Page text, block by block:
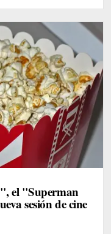
el "Superman
sesión de cine